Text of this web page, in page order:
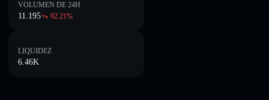
VOLUMEN DE 24H
11.195 92.21%
LIQUIDEZ
6.46K